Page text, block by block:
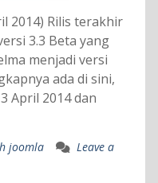
2014) Rilis terakhir
3.3 Beta yang
menjadi versi
ada di sini,
April 2014 dan
joomla
Leave a